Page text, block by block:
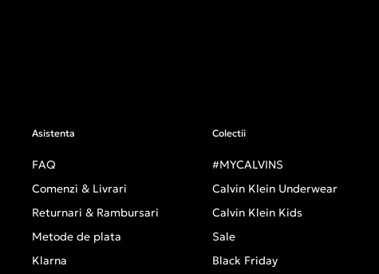
Asistenta
FAQ
Comenzi & Livrari
Returnari & Rambursari
Metode de plata
Klarna
Colectii
#MYCALVINS
Calvin Klein Underwear
Calvin Klein Kids
Sale
Black Friday